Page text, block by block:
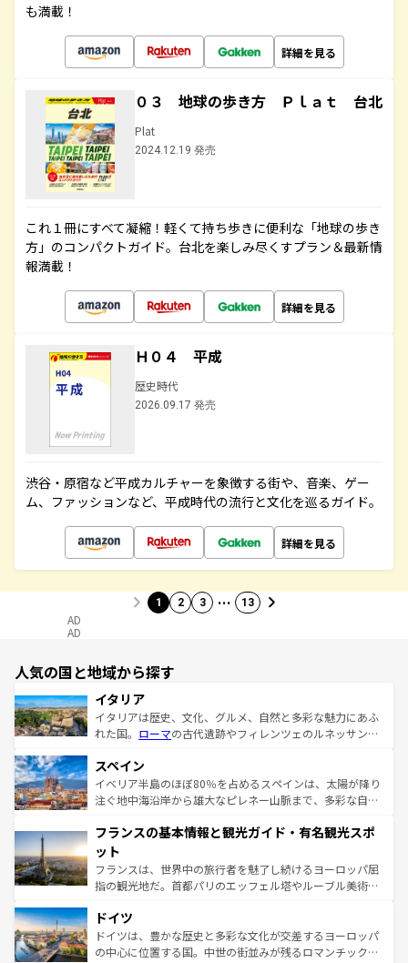
も満載！
詳細を見る
０３ 地球の歩き方 Ｐｌａｔ 台北
Plat
2024.12.19 発売
これ１冊にすべて凝縮！軽くて持ち歩きに便利な「地球の歩き
方」のコンパクトガイド。台北を楽しみ尽くすプラン＆最新情
報満載！
詳細を見る
Ｈ０４ 平成
歴史時代
2026.09.17 発売
渋谷・原宿など平成カルチャーを象徴する街や、音楽、ゲー
ム、ファッションなど、平成時代の流行と文化を巡るガイド。
詳細を見る
1 2 3 … 13
AD
AD
人気の国と地域から探す
イタリア
イタリアは歴史、文化、グルメ、自然と多彩な魅力にあふ
れた国。 ローマの古代遺跡やフィレンツェのルネッサンス
ろん、トスカーナの美しい田園風景やアマルフィ海岸の絶
景など、自然景観も見逃せない。観光の合間には、本場の
ピザやパスタなど、絶品のイタリア料理を堪能することも
ませてくれるイタリアで、忘れられない旅をしてみよう！
なお、新着のイタリア情報は
しい。
スペイン
イベリア半島のほぼ80％を占めるスペインは、太陽が降り
注ぐ地中海沿岸から雄大なピレネー山脈まで、多彩な自然
文化が根付くこの国では、情熱的なフラメンコ、熱気あふ
れる闘牛、そして美味しいタパスが生活の一部となってい
る。首都マドリードの洗練された雰囲気や、バルセロナの
アートに溢れた街角から、地方では古代ローマ遺跡や中世
せる。地方によって風土や気候が異なるスペインはその個
性で訪れる人を魅了する。 なお、新着のスペイン情報は コ
ンテンツ一覧を参照してほしい。
フランスの基本情報と観光ガイド・有名観光スポ
ット
フランスは、世界中の旅行者を魅了し続けるヨーロッパ屈
指の観光地だ。首都パリのエッフェル塔やルーブル美術館
で、幅広い魅力が詰まっている。華麗な宮殿、歴史的な大
聖堂、美しいビーチ、そして豊かな自然が、訪れる者を心
から魅了する。また、フランスは美食の国としても知ら
ドイツ
ドイツは、豊かな歴史と多彩な文化が交差するヨーロッパ
の中心に位置する国。中世の街並みが残るロマンチック街